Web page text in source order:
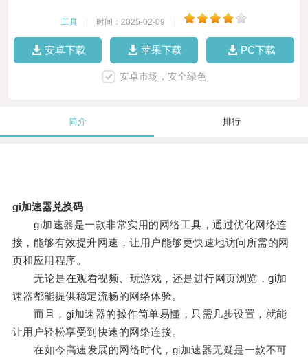
工具 时间：2025-02-09
安卓下载 苹果下载 PC下载
安卓市场，安全绿色
简介 排行
gi加速器兑换码
gi加速器是一款非常实用的网络工具，通过优化网络连
接，能够有效提升网速，让用户能够更快速地访问所需的网
页和应用程序。
无论是在观看视频、玩游戏，还是进行网页浏览，gi加
速器都能提供稳定流畅的网络体验。
而且，gi加速器的操作简单易懂，只需几步设置，就能
让用户轻松享受到快速的网络连接。
在如今高速发展的网络时代，gi加速器无疑是一款不可